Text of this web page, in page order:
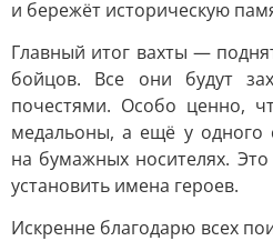
и бережёт историческую
Главный итог вахты —
бойцов. Все они будут
почестями. Особо ценно,
медальоны, а ещё у одного
на бумажных носителях.
установить имена героев.
Искренне благодарю всех